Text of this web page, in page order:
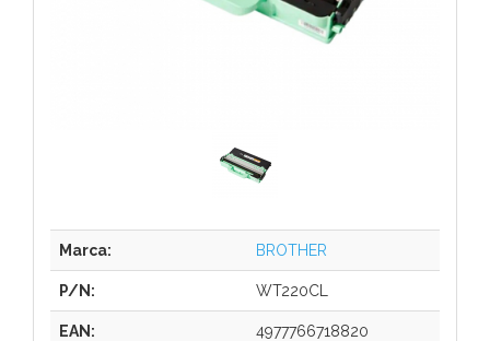
Marca: BROTHER
P/N: WT220CL
EAN: 4977766718820